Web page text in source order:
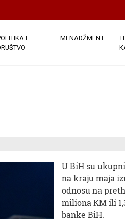
I
MENADŽMENT
U BiH su
na kraju maja
odnosu na
miliona KM ili
banke BiH.